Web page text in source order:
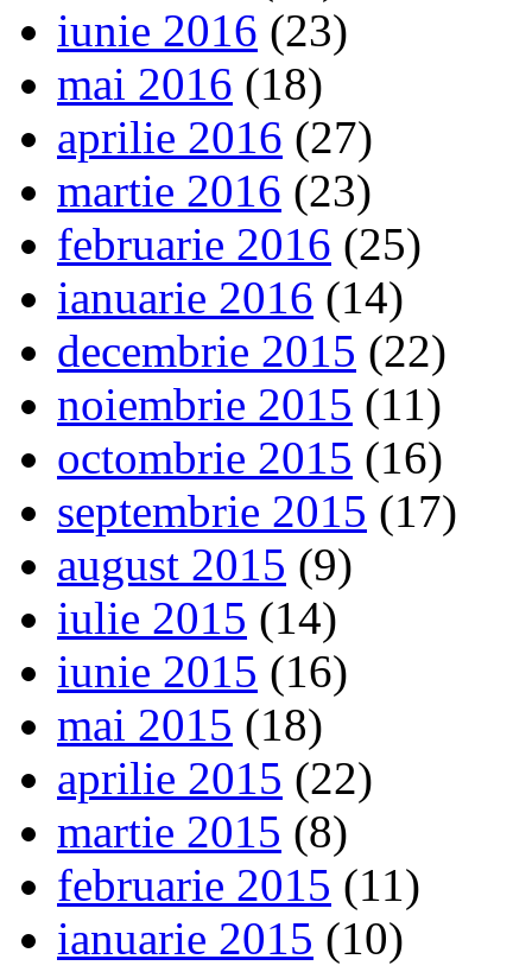
iunie 2016 (23)
mai 2016 (18)
aprilie 2016 (27)
martie 2016 (23)
februarie 2016 (25)
ianuarie 2016 (14)
decembrie 2015 (22)
noiembrie 2015 (11)
octombrie 2015 (16)
septembrie 2015 (17)
august 2015 (9)
iulie 2015 (14)
iunie 2015 (16)
mai 2015 (18)
aprilie 2015 (22)
martie 2015 (8)
februarie 2015 (11)
ianuarie 2015 (10)